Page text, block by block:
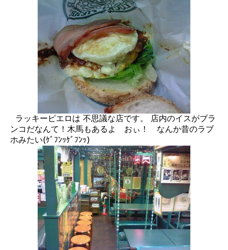
ラッキーピエロは 不思議な店です。 店内のイスがブラ
ンコだなんて！木馬もあるよ おぃ！ なんか昔のラブ
ホみたい(ｹﾞﾌﾝｯｹﾞﾌﾝｯ)